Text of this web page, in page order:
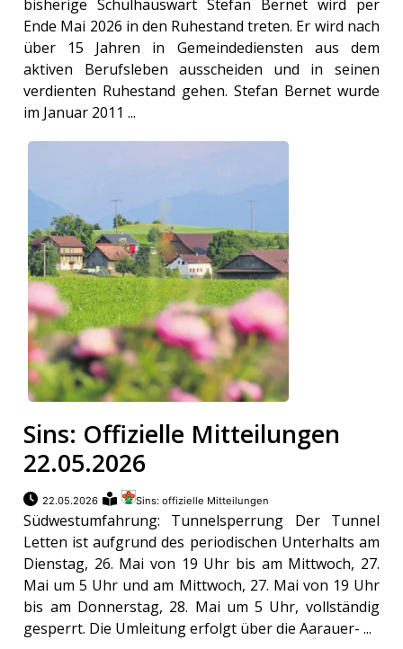
bisherige Schulhauswart Stefan Bernet wird per
Ende Mai 2026 in den Ruhestand treten. Er wird nach
über 15 Jahren in Gemeindediensten aus dem
aktiven Berufsleben ausscheiden und in seinen
verdienten Ruhestand gehen. Stefan Bernet wurde
im Januar 2011 ...
Sins: Offizielle Mitteilungen
22.05.2026
22.05.2026 Sins: offizielle Mitteilungen
Südwestumfahrung: Tunnelsperrung Der Tunnel
Letten ist aufgrund des periodischen Unterhalts am
Dienstag, 26. Mai von 19 Uhr bis am Mittwoch, 27.
Mai um 5 Uhr und am Mittwoch, 27. Mai von 19 Uhr
bis am Donnerstag, 28. Mai um 5 Uhr, vollständig
gesperrt. Die Umleitung erfolgt über die Aarauer- ...